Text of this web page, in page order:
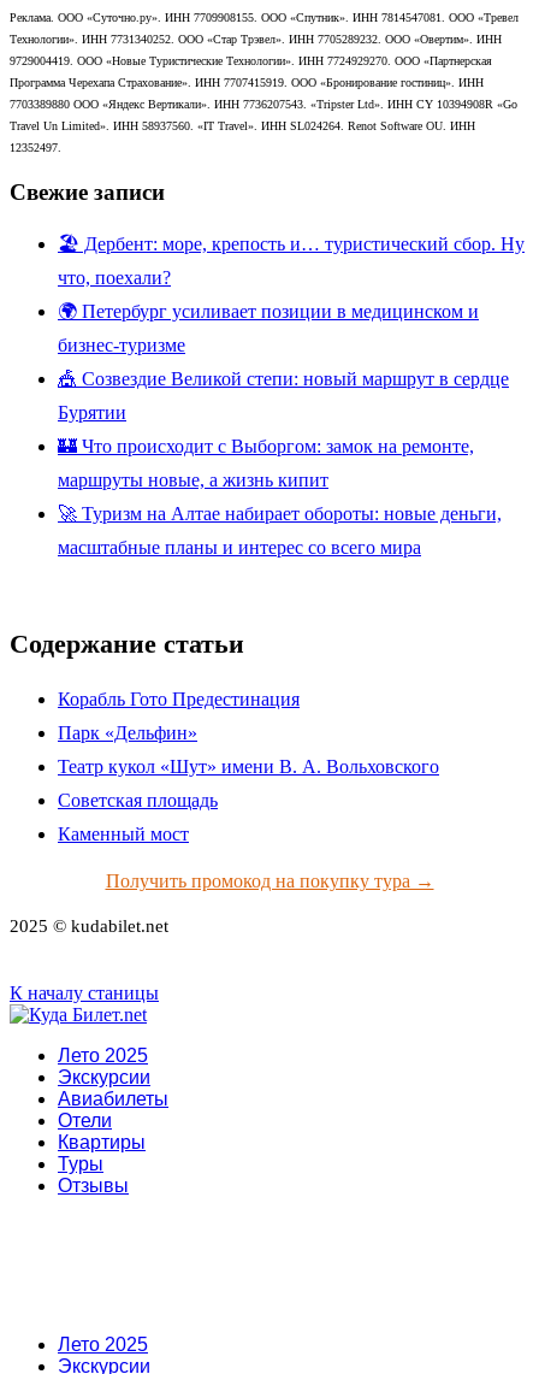
Реклама. ООО «Суточно.ру». ИНН 7709908155. ООО «Спутник». ИНН 7814547081. ООО «Тревел
Технологии». ИНН 7731340252. ООО «Стар Трэвел». ИНН 7705289232. ООО «Овертим». ИНН
9729004419. ООО «Новые Туристические Технологии». ИНН 7724929270. ООО «Партнерская
Программа Черехапа Страхование». ИНН 7707415919. ООО «Бронирование гостиниц». ИНН
7703389880 ООО «Яндекс Вертикали». ИНН 7736207543. «Tripster Ltd». ИНН CY 10394908R «Go
Travel Un Limited». ИНН 58937560. «IT Travel». ИНН SL024264. Renot Software OU. ИНН
12352497.
Свежие записи
🏖️ Дербент: море, крепость и… туристический сбор. Ну
что, поехали?
🌍 Петербург усиливает позиции в медицинском и
бизнес-туризме
🎪 Созвездие Великой степи: новый маршрут в сердце
Бурятии
🏰 Что происходит с Выборгом: замок на ремонте,
маршруты новые, а жизнь кипит
🚀 Туризм на Алтае набирает обороты: новые деньги,
масштабные планы и интерес со всего мира
Содержание статьи
Корабль Гото Предестинация
Парк «Дельфин»
Театр кукол «Шут» имени В. А. Вольховского
Советская площадь
Каменный мост
Получить промокод на покупку тура →
2025 © kudabilet.net
К началу станицы
Лето 2025
Экскурсии
Авиабилеты
Отели
Квартиры
Туры
Отзывы
Лето 2025
Экскурсии